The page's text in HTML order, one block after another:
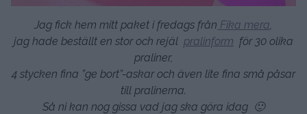
Jag fick hem mitt paket i fredags från Fika mera,
jag hade beställt en stor och rejäl pralinform för 30 olika
praliner,
4 stycken fina ”ge bort”-askar och även lite fina små påsar
till pralinerna.
Så ni kan nog gissa vad jag ska göra idag 🙂